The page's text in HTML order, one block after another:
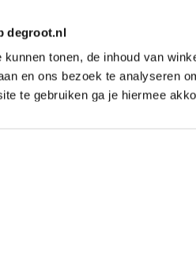
degroot.nl
tonen, de inhoud van
en ons bezoek te analyseren
te gebruiken ga je hiermee